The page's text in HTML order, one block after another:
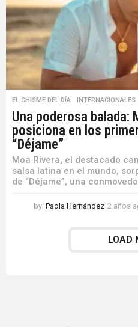
EL CHISME DEL DÍA INTERNACIONALES
Una poderosa balada:
posiciona en los
“Déjame”
Moa Rivera, el destacado
salsa latina en el mundo,
de “Déjame”, una
by Paola Hernández 2 años
LOAD